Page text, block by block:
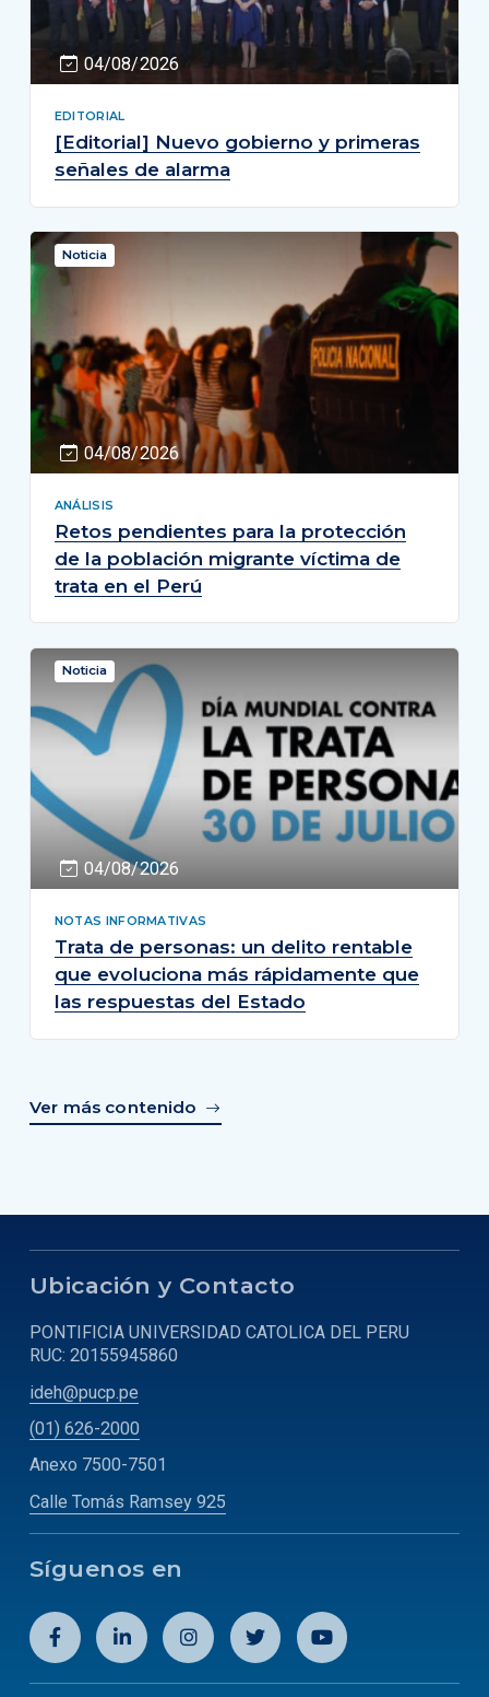
04/08/2026
EDITORIAL
[Editorial] Nuevo gobierno y primeras
señales de alarma
Noticia
04/08/2026
ANÁLISIS
Retos pendientes para la protección
de la población migrante víctima de
trata en el Perú
Noticia
04/08/2026
NOTAS INFORMATIVAS
Trata de personas: un delito rentable
que evoluciona más rápidamente que
las respuestas del Estado
Ver más contenido
Ubicación y Contacto
PONTIFICIA UNIVERSIDAD CATOLICA DEL PERU
RUC: 20155945860
ideh@pucp.pe
(01) 626-2000
Anexo 7500-7501
Calle Tomás Ramsey 925
Síguenos en